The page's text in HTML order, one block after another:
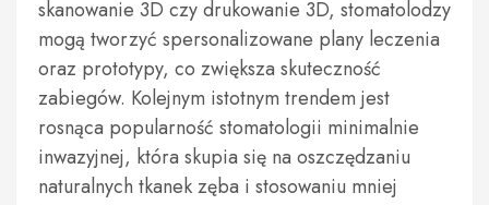
skanowanie 3D czy drukowanie 3D, stomatolodzy
mogą tworzyć spersonalizowane plany leczenia
oraz prototypy, co zwiększa skuteczność
zabiegów. Kolejnym istotnym trendem jest
rosnąca popularność stomatologii minimalnie
inwazyjnej, która skupia się na oszczędzaniu
naturalnych tkanek zęba i stosowaniu mniej